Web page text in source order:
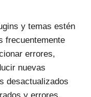
y temas estén
frecuentemente
errores,
nuevas
desactualizados